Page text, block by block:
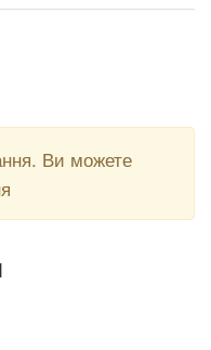
Ви можете